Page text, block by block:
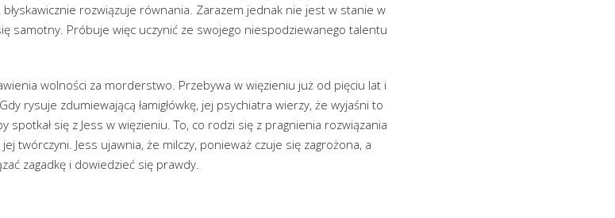
rozwiązuje równania. Zarazem jednak nie jest w stanie w
samotny. Próbuje więc uczynić ze swojego niespodziewanego talentu
wolności za morderstwo. Przebywa w więzieniu już od pięciu lat i
rysuje zdumiewającą łamigłówkę, jej psychiatra wierzy, że wyjaśni to
spotkał się z Jess w więzieniu. To, co rodzi się z pragnienia rozwiązania
twórczyni. Jess ujawnia, że milczy, ponieważ czuje się zagrożona, a
zagadkę i dowiedzieć się prawdy.